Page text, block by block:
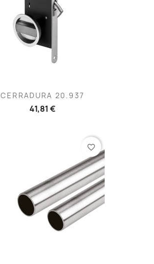
CERRADURA 20.937
41,81 €
favorite_border